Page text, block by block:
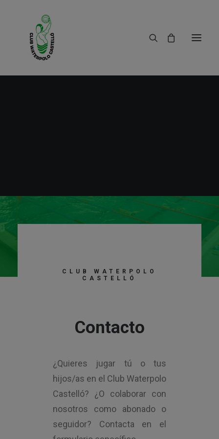
CLUB WATERPOLO
CASTELLÓ
Contacto
¿Quieres jugar tú o tus
hijos/as en el Club Waterpolo
Castelló? ¿O colaborar con
nosotros como abonado o
seguidor? Contacta en el